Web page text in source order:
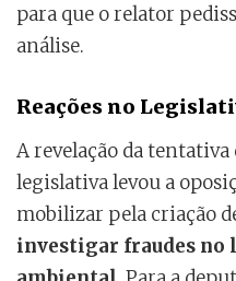
para que o relator
análise.
Reações no
A revelação da
legislativa levou a
mobilizar pela criação
investigar fraudes no